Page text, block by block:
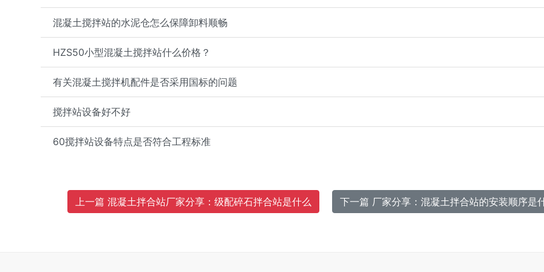
混凝土搅拌站的水泥仓怎么保障卸料顺畅
HZS50小型混凝土搅拌站什么价格？
有关混凝土搅拌机配件是否采用国标的问题
搅拌站设备好不好
60搅拌站设备特点是否符合工程标准
上一篇 混凝土拌合站厂家分享：级配碎石拌合站是什么 下一篇 厂家分享：混凝土拌合站的安装顺序是